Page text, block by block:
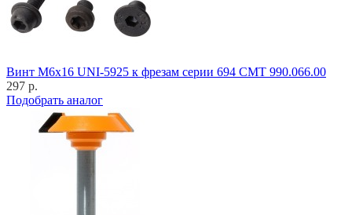
Винт M6x16 UNI-5925 к фрезам серии 694 CMT 990.066.00
297 р.
Подобрать аналог